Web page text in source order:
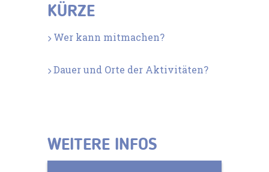
KÜRZE
Wer kann mitmachen?
Dauer und Orte der Aktivitäten?
WEITERE INFOS